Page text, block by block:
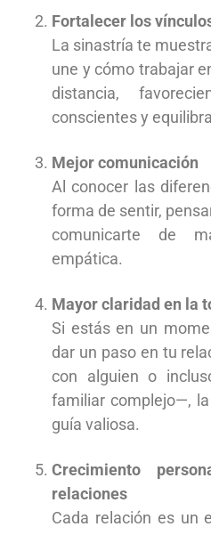
Fortalecer los
La sinastría te
une y cómo trabajar
distancia,
conscientes y
Mejor comunicación
Al conocer las
forma de sentir,
comunicarte de
empática.
Mayor claridad en la
Si estás en un
dar un paso en tu
con alguien o
familiar complejo—,
guía valiosa.
Crecimiento
relaciones
Cada relación es un